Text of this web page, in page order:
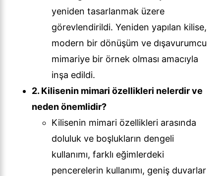
yeniden tasarlanmak üzere
görevlendirildi. Yeniden yapılan kilise,
modern bir dönüşüm ve dışavurumcu
mimariye bir örnek olması amacıyla
inşa edildi.
2. Kilisenin mimari özellikleri nelerdir ve
neden önemlidir?
Kilisenin mimari özellikleri arasında
doluluk ve boşlukların dengeli
kullanımı, farklı eğimlerdeki
pencerelerin kullanımı, geniş duvarlar